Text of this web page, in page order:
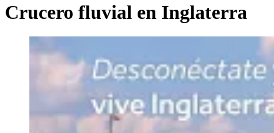
Crucero fluvial en Inglaterra